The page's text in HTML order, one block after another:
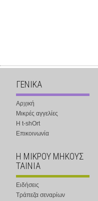
ΓΕΝΙΚΑ
Αρχική
Μικρές αγγελίες
Η t-shOrt
Επικοινωνία
Η ΜΙΚΡΟΥ ΜΗΚΟΥΣ
ΤΑΙΝΙΑ
Ειδήσεις
Τράπεζα σεναρίων